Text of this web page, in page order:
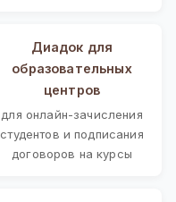
Диадок для
образовательных
центров
для онлайн-зачисления
студентов и подписания
договоров на курсы